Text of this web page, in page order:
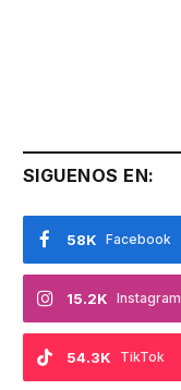
SIGUENOS EN:
Facebook
58K
Instagram
15.2K
TikTok
54.3K